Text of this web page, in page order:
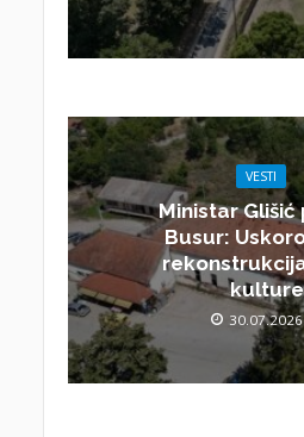
VESTI
Ministar Glišić
Busur:
kulture